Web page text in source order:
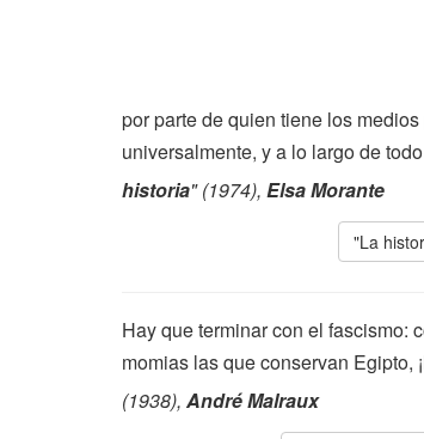
por parte de quien tiene los
universalmente, y a lo largo de
historia" (1974), Elsa Morante
"La
Hay que terminar con el fascismo:
momias las que conservan Egipto,
(1938), André Malraux